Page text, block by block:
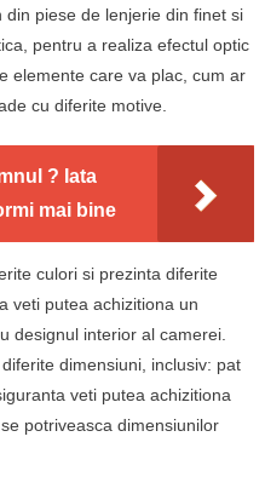
piese de lenjerie din finet si
pentru a realiza efectul optic
elemente care va plac, cum ar
cu diferite motive.
? Iata
mai bine
culori si prezinta diferite
veti putea achizitiona un
designul interior al camerei.
dimensiuni, inclusiv: pat
veti putea achizitiona
potriveasca dimensiunilor